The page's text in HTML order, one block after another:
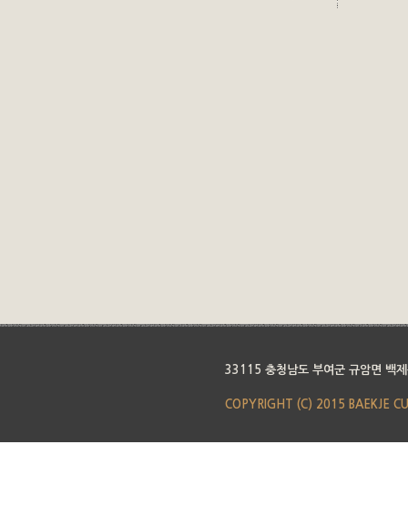
33115 충청남도 부여군 규암면 백
COPYRIGHT (C) 2015 BAEKJE